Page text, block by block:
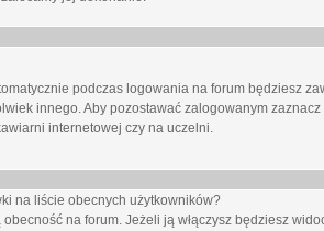
podczas logowania na forum będziesz
innego. Aby pozostawać zalogowanym
internetowej czy na uczelni.
na liście obecnych użytkowników?
obecność na forum. Jeżeli ją włączysz będziesz